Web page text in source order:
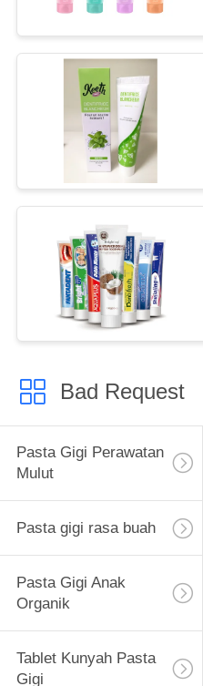
Bad Request
Pasta Gigi Perawatan
Mulut
Pasta gigi rasa buah
Pasta Gigi Anak
Organik
Tablet Kunyah Pasta
Gigi